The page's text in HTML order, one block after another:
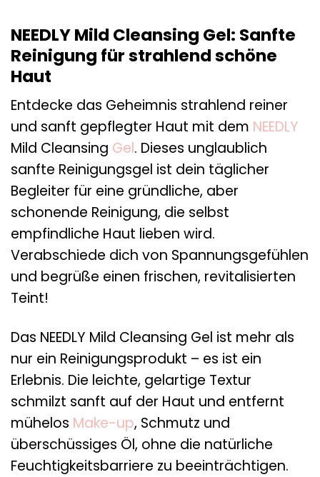
NEEDLY Mild Cleansing Gel: Sanfte
Reinigung für strahlend schöne
Haut
Entdecke das Geheimnis strahlend reiner
und sanft gepflegter Haut mit dem NEEDLY
Mild Cleansing Gel. Dieses unglaublich
sanfte Reinigungsgel ist dein täglicher
Begleiter für eine gründliche, aber
schonende Reinigung, die selbst
empfindliche Haut lieben wird.
Verabschiede dich von Spannungsgefühlen
und begrüße einen frischen, revitalisierten
Teint!
Das NEEDLY Mild Cleansing Gel ist mehr als
nur ein Reinigungsprodukt – es ist ein
Erlebnis. Die leichte, gelartige Textur
schmilzt sanft auf der Haut und entfernt
mühelos Make-up, Schmutz und
überschüssiges Öl, ohne die natürliche
Feuchtigkeitsbarriere zu beeinträchtigen.